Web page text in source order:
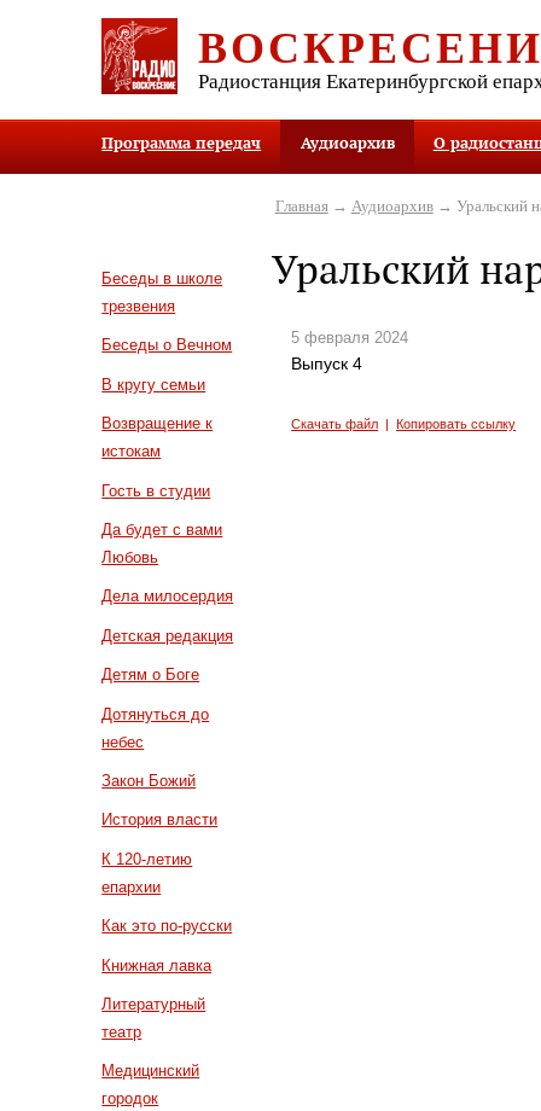
Радиостанция Екатеринбургской
Программа передач Аудиоархив О
Беседы в школе
трезвения
Беседы о Вечном
В кругу семьи
Возвращение к
истокам
Гость в студии
Да будет с вами
Любовь
Дела милосердия
Детская редакция
Детям о Боге
Дотянуться до
небес
Закон Божий
История власти
К 120-летию
епархии
Как это по-русски
Книжная лавка
Литературный
театр
Медицинский
городок
Главная→ Аудиоархив→ Уральский
Уральский
5 февраля 2024
Выпуск 4
Скачать файл |Копировать ссылку